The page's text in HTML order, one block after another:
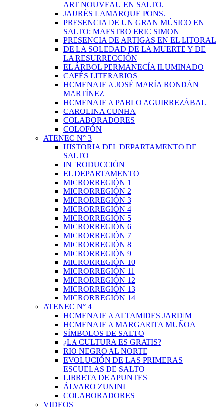
ART NOUVEAU EN SALTO.
JAURÉS LAMARQUE PONS.
PRESENCIA DE UN GRAN MÚSICO EN
SALTO: MAESTRO ERIC SIMON
PRESENCIA DE ARTIGAS EN EL LITORAL
DE LA SOLEDAD DE LA MUERTE Y DE
LA RESURRECCIÓN
EL ÁRBOL PERMANECÍA ILUMINADO
CAFÉS LITERARIOS
HOMENAJE A JOSÉ MARÍA RONDÁN
MARTÍNEZ
HOMENAJE A PABLO AGUIRREZÁBAL
CAROLINA CUNHA
COLABORADORES
COLOFÓN
ATENEO N° 3
HISTORIA DEL DEPARTAMENTO DE
SALTO
INTRODUCCIÓN
EL DEPARTAMENTO
MICRORREGIÓN 1
MICRORREGIÓN 2
MICRORREGIÓN 3
MICRORREGIÓN 4
MICRORREGIÓN 5
MICRORREGIÓN 6
MICRORREGIÓN 7
MICRORREGIÓN 8
MICRORREGIÓN 9
MICRORREGIÓN 10
MICRORREGIÓN 11
MICRORREGIÓN 12
MICRORREGIÓN 13
MICRORREGIÓN 14
ATENEO N° 4
HOMENAJE A ALTAMIDES JARDIM
HOMENAJE A MARGARITA MUÑOA
SÍMBOLOS DE SALTO
¿LA CULTURA ES GRATIS?
RIO NEGRO AL NORTE
EVOLUCIÓN DE LAS PRIMERAS
ESCUELAS DE SALTO
LIBRETA DE APUNTES
ÁLVARO ZUNINI
COLABORADORES
VIDEOS